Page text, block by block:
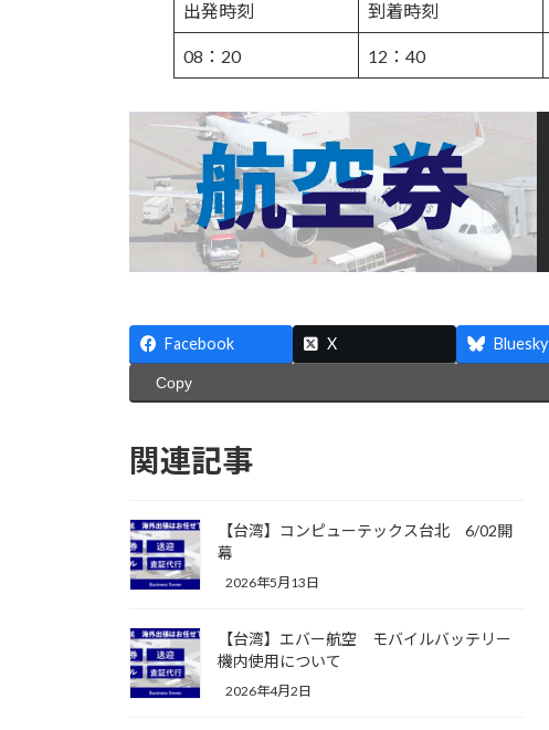
出発時刻 到着時刻
08：20 12：40
Facebook X Bluesky
Copy
関連記事
【台湾】コンピューテックス台北 6/02開
幕
2026年5月13日
【台湾】エバー航空 モバイルバッテリー
機内使用について
2026年4月2日